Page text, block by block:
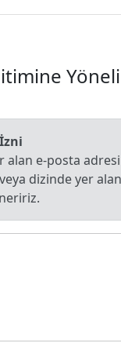
alan e-posta
dizinde yer